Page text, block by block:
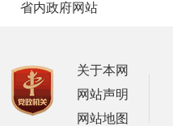
省内政府网站
关于本网
网站声明
网站地图